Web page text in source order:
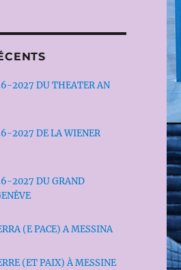
2027 DU THEATER AN
2027 DE LA WIENER
2027 DU GRAND
(E PACE) A MESSINA
(ET PAIX) À MESSINE